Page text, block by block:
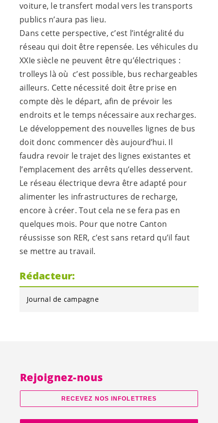
voiture, le transfert modal vers les transports
publics n’aura pas lieu.
Dans cette perspective, c’est l’intégralité du
réseau qui doit être repensée. Les véhicules du
XXIe siècle ne peuvent être qu’électriques :
trolleys là où c’est possible, bus rechargeables
ailleurs. Cette nécessité doit être prise en
compte dès le départ, afin de prévoir les
endroits et le temps nécessaire aux recharges.
Le développement des nouvelles lignes de bus
doit donc commencer dès aujourd’hui. Il
faudra revoir le trajet des lignes existantes et
l’emplacement des arrêts qu’elles desservent.
Le réseau électrique devra être adapté pour
alimenter les infrastructures de recharge,
encore à créer. Tout cela ne se fera pas en
quelques mois. Pour que notre Canton
réussisse son RER, c’est sans retard qu’il faut
se mettre au travail.
Rédacteur:
Journal de campagne
Rejoignez-nous
RECEVEZ NOS INFOLETTRES